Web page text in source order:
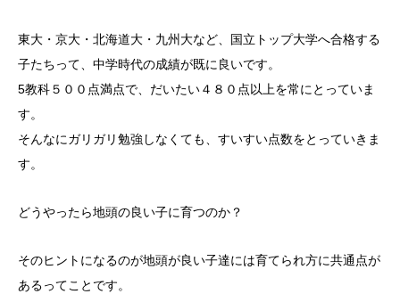
東大・京大・北海道大・九州大など、国立トップ大学へ合格する
子たちって、中学時代の成績が既に良いです。
5教科５００点満点で、だいたい４８０点以上を常にとっていま
す。
そんなにガリガリ勉強しなくても、すいすい点数をとっていきま
す。
どうやったら地頭の良い子に育つのか？
そのヒントになるのが地頭が良い子達には育てられ方に共通点が
あるってことです。